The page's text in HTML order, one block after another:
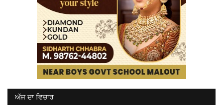
ਅੱਜ ਦਾ ਵਿਚਾਰ